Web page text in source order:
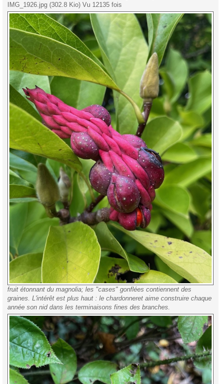
IMG_1926.jpg (302.8 Kio) Vu 12135 fois
fruit étonnant du magnolia; les "cases" gonflées contiennent des
graines. L'intérêt est plus haut : le chardonneret aime construire chaque
année son nid dans les terminaisons fines des branches.